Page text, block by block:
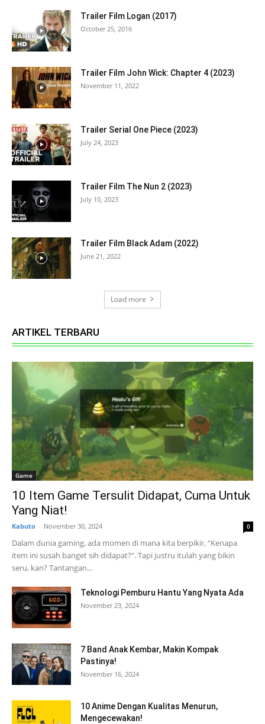
Trailer Film Logan (2017)
October 25, 2016
Trailer Film John Wick: Chapter 4 (2023)
November 11, 2022
Trailer Serial One Piece (2023)
July 24, 2023
Trailer Film The Nun 2 (2023)
July 10, 2023
Trailer Film Black Adam (2022)
June 21, 2022
Load more
ARTIKEL TERBARU
Game
10 Item Game Tersulit Didapat, Cuma Untuk
Yang Niat!
Kabuto - November 30, 2024 0
Dalam dunia gaming, ada momen di mana kita berpikir, “Kenapa
item ini susah banget sih didapat?”. Tapi justru itulah yang bikin
seru, kan? Tantangan...
Teknologi Pemburu Hantu Yang Nyata Ada
November 23, 2024
7 Band Anak Kembar, Makin Kompak
Pastinya!
November 16, 2024
10 Anime Dengan Kualitas Menurun,
Mengecewakan!